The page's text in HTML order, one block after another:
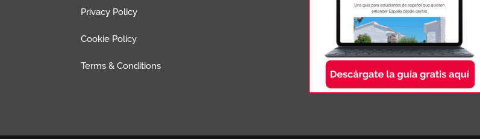
Privacy Policy
Cookie Policy
Terms & Conditions